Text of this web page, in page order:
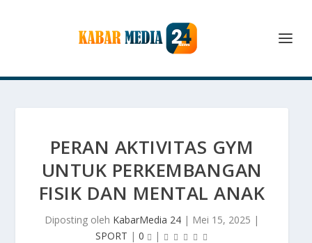
PERAN AKTIVITAS GYM
UNTUK PERKEMBANGAN
FISIK DAN MENTAL ANAK
Diposting oleh KabarMedia 24 | Mei 15, 2025 |
SPORT | 0 |